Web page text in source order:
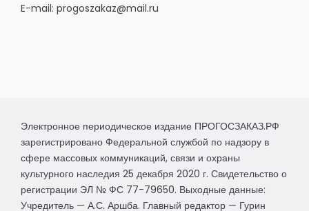
E-mail: progoszakaz@mail.ru
Электронное периодическое издание ПРОГОСЗАКАЗ.РФ
зарегистрировано Федеральной службой по надзору в
сфере массовых коммуникаций, связи и охраны
культурного наследия 25 декабря 2020 г. Свидетельство о
регистрации ЭЛ № ФС 77-79650. Выходные данные:
Учредитель — А.С. Аршба. Главный редактор — Гурин